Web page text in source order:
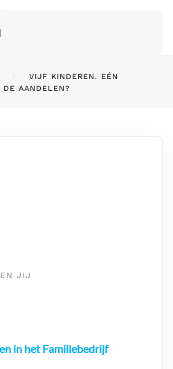
VIJF KINDEREN. EÉN
AANDELEN?
JIJ
in het Familiebedrijf